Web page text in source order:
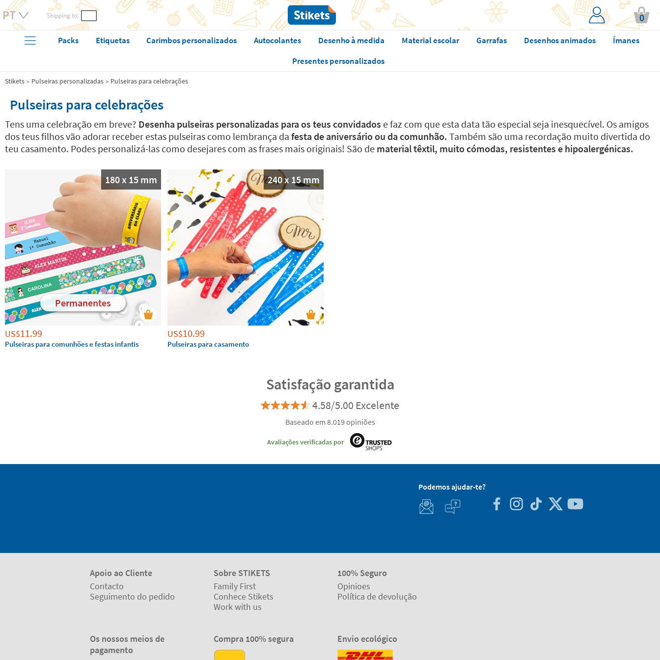
Shipping to: 0
Packs Etiquetas Carimbos personalizados Autocolantes Desenho à medida Material escolar Garrafas Desenhos animados
Ímanes
Presentes personalizados
Stikets Pulseiras personalizadas Pulseiras para celebrações
Pulseiras para celebrações
Tens uma celebração em breve? Desenha pulseiras personalizadas para os teus convidados e faz com que esta data tão especial seja inesquecível. Os amigos
dos teus filhos vão adorar receber estas pulseiras como lembrança da festa de aniversário ou da comunhão. Também são uma recordação muito divertida do
teu casamento. Podes personalizá-las como desejares com as frases mais originais! São de material têxtil, muito cómodas, resistentes e hipoalergénicas.
180 x 15 mm
Permanentes
US$11.99
Pulseiras para comunhões e festas infantis
240 x 15 mm
US$10.99
Pulseiras para casamento
Satisfação garantida
4.58/5.00 Excelente
Baseado em 8.019 opiniões
Avaliações verificadas por
Podemos ajudar-te?
Apoio ao Cliente
Contacto
Seguimento do pedido
Sobre STIKETS
Family First
Conhece Stikets
Work with us
100% Seguro
Opinioes
Política de devolução
Os nossos meios de
pagamento
Compra 100% segura Envio ecológico